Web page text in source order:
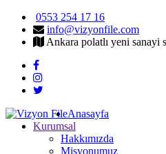
0553 254 17 16
info@vizyonfile.com
Ankara polatlı yeni sanayi
Anasayfa
Kurumsal
Hakkımızda
Misyonumuz